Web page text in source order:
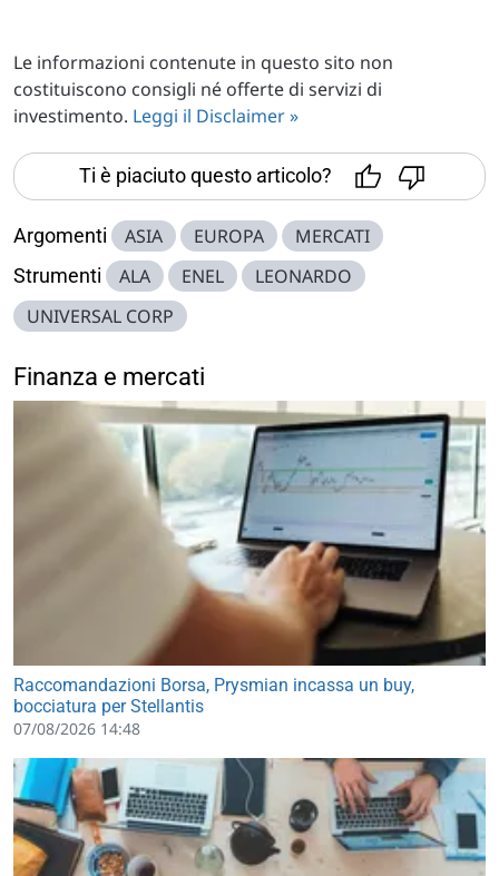
Le informazioni contenute in questo sito non
costituiscono consigli né offerte di servizi di
investimento. Leggi il Disclaimer »
Ti è piaciuto questo articolo?
Argomenti ASIA EUROPA MERCATI
Strumenti ALA ENEL
LEONARDO
UNIVERSAL CORP
Finanza e mercati
Raccomandazioni Borsa, Prysmian incassa un buy,
bocciatura per Stellantis
07/08/2026 14:48